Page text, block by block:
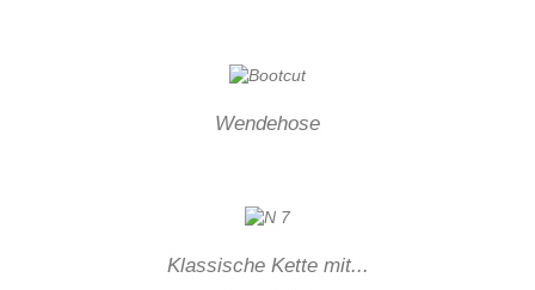
Wendehose
Klassische Kette mit...